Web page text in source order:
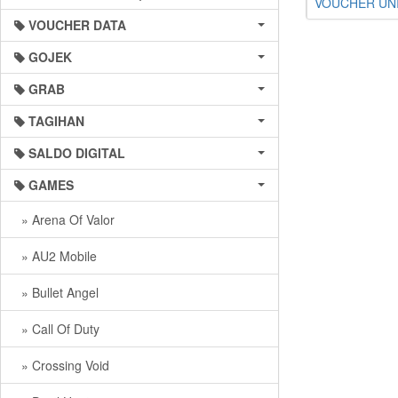
VOUCHER DATA
GOJEK
GRAB
TAGIHAN
SALDO DIGITAL
GAMES
» Arena Of Valor
» AU2 Mobile
» Bullet Angel
» Call Of Duty
» Crossing Void